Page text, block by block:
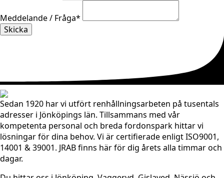
Meddelande / Fråga*
Skicka
Sedan 1920 har vi utfört renhållningsarbeten på tusentals
adresser i Jönköpings län. Tillsammans med vår
kompetenta personal och breda fordonspark hittar vi
lösningar för dina behov. Vi är certifierade enligt ISO9001,
14001 & 39001. JRAB finns här för dig årets alla timmar och
dagar.